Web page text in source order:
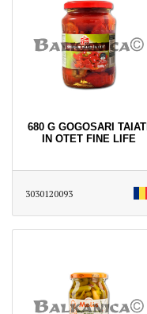
680 G GOGOSARI TAIATI
IN OTET FINE LIFE
3030120093